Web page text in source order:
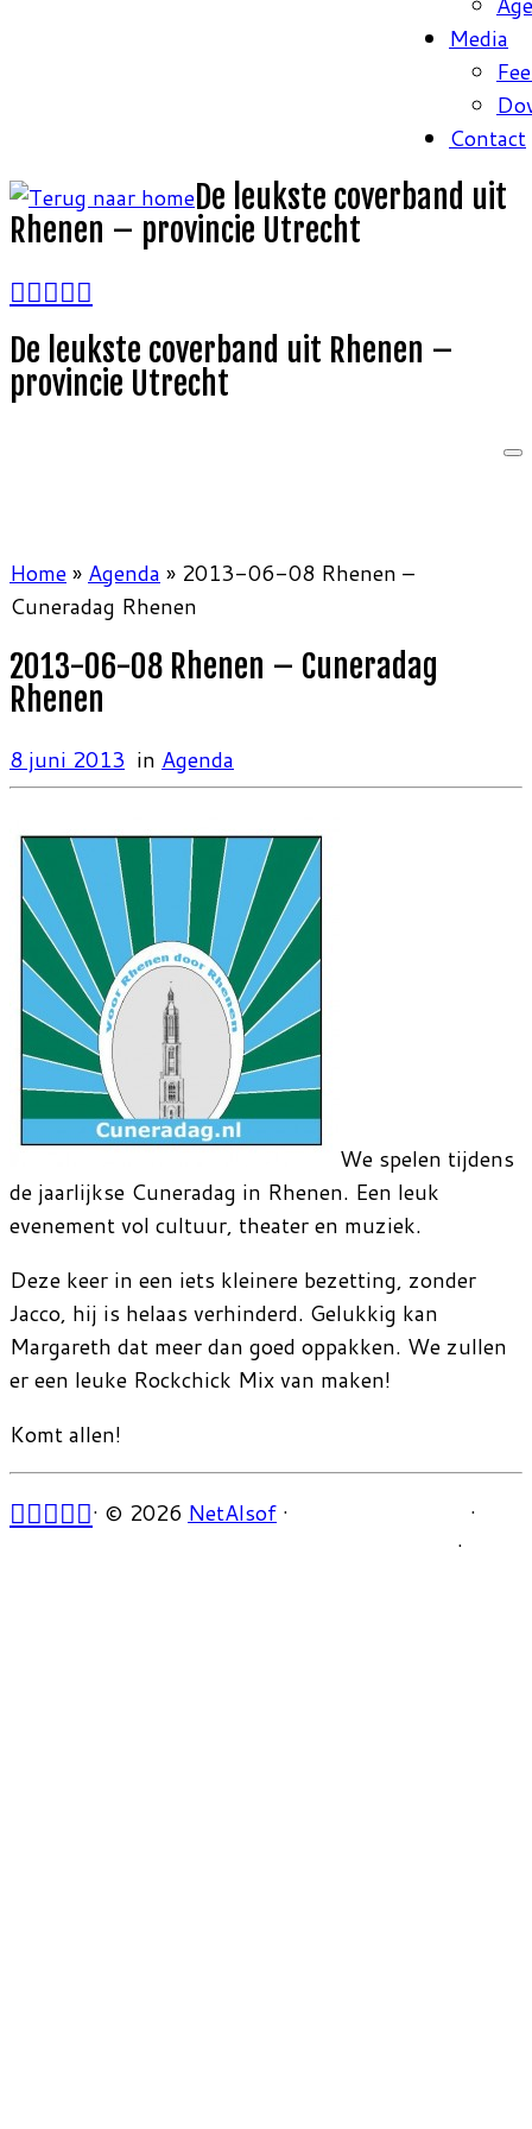
Media
Contact
De leukste coverband uit
Rhenen – provincie Utrecht
De leukste coverband uit Rhenen –
provincie Utrecht
Home» Agenda » 2013-06-08 Rhenen –
Cuneradag Rhenen
2013-06-08 Rhenen – Cuneradag
Rhenen
8 juni 2013 in Agenda
We spelen tijdens
de jaarlijkse Cuneradag in Rhenen. Een leuk
evenement vol cultuur, theater en muziek.
Deze keer in een iets kleinere bezetting, zonder
Jacco, hij is helaas verhinderd. Gelukkig kan
Margareth dat meer dan goed oppakken. We zullen
er een leuke Rockchick Mix van maken!
Komt allen!
· © 2026 NetAlsof ·
·
·